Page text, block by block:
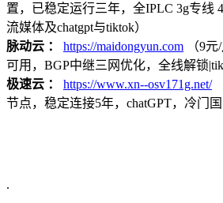
置，已稳定运行三年，全IPLC 3g专线
流媒体及chatgpt与tiktok）
脉动云 ：
https://maidongyun.com （9
可用，BGP中继三网优化，全线解锁
极速云 ：
https://www.xn--osv171g.net/
节点，稳定连接5年，chatGPT，冷门国
.